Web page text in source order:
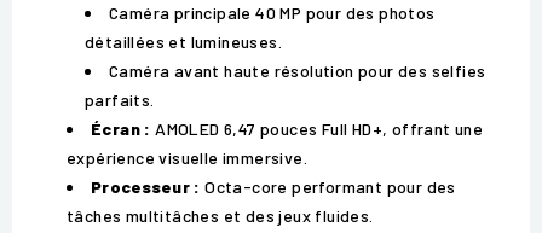
Caméra principale 40 MP pour des photos
détaillées et lumineuses.
Caméra avant haute résolution pour des selfies
parfaits.
Écran : AMOLED 6,47 pouces Full HD+, offrant une
expérience visuelle immersive.
Processeur : Octa-core performant pour des
tâches multitâches et des jeux fluides.